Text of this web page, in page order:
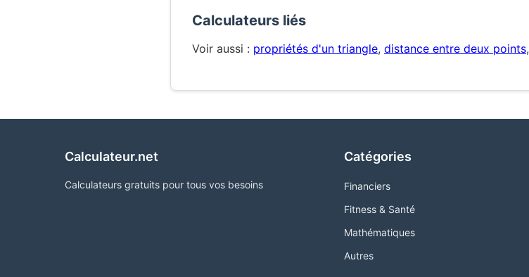
Calculateurs liés
Voir aussi : propriétés d'un triangle, distance entre deux points,
Calculateur.net
Calculateurs gratuits pour tous vos besoins
Catégories
Financiers
Fitness & Santé
Mathématiques
Autres